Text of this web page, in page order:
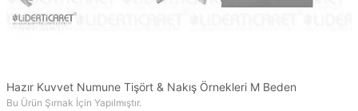
Hazır Kuvvet Numune Tişört & Nakış Örnekleri M Beden
Bu Ürün Şırnak İçin Yapılmıştır.